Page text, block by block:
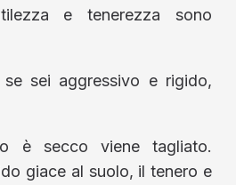
e tenerezza sono
sei aggressivo e rigido,
è secco viene tagliato.
giace al suolo, il tenero e